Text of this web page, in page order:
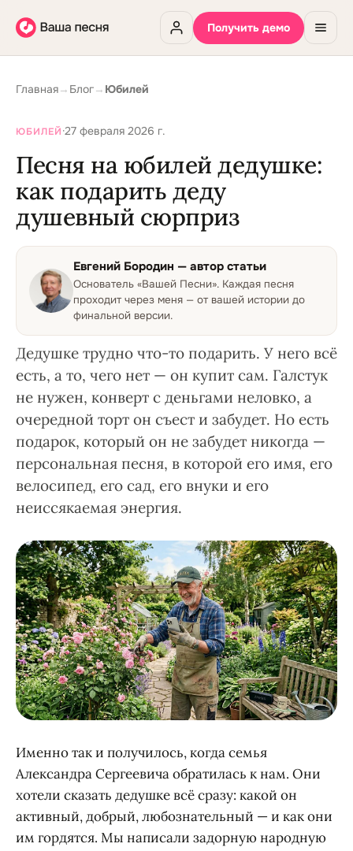
Получить демо
Главная→ Блог→ Юбилей
ЮБИЛЕЙ·27 февраля 2026 г.
Песня на юбилей дедушке:
как подарить деду
душевный сюрприз
Евгений Бородин — автор статьи
Основатель «Вашей Песни». Каждая песня
проходит через меня — от вашей истории до
финальной версии.
Дедушке трудно что-то подарить. У него всё
есть, а то, чего нет — он купит сам. Галстук
не нужен, конверт с деньгами неловко, а
очередной торт он съест и забудет. Но есть
подарок, который он не забудет никогда —
персональная песня, в которой его имя, его
велосипед, его сад, его внуки и его
неиссякаемая энергия.
Именно так и получилось, когда семья
Александра Сергеевича обратилась к нам. Они
хотели сказать дедушке всё сразу: какой он
активный, добрый, любознательный — и как они
им гордятся. Мы написали задорную народную